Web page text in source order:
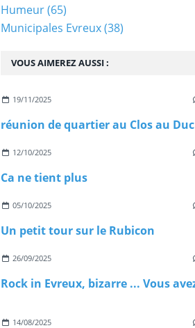
VOUS AIMEREZ AUSSI :
19/11/2025
réunion de quartier au Clos au Duc
12/10/2025
Ca ne tient plus
05/10/2025
Un petit tour sur le Rubicon
26/09/2025
14/08/2025
Humeur(65)
Municipales Evreux(38)